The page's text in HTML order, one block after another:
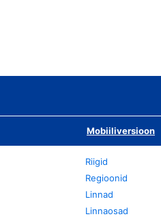
Mobiiliversioon
Riigid
Regioonid
Linnad
Linnaosad